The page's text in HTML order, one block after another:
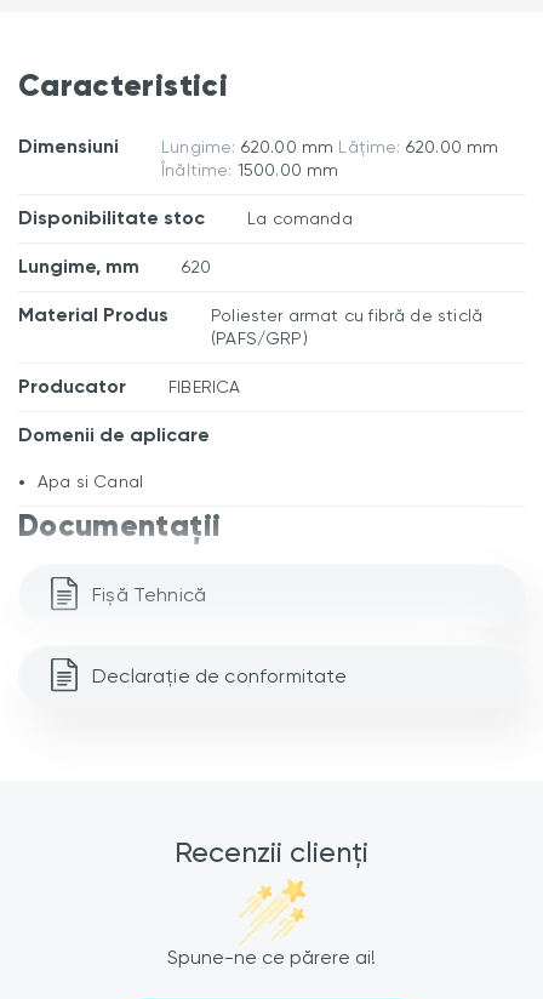
Caracteristici
Dimensiuni Lungime: 620.00 mm Lățime: 620.00 mm
Înăltime: 1500.00 mm
Disponibilitate stoc La comanda
Lungime, mm 620
Material Produs
Poliester armat cu fibră de sticlă
(PAFS/GRP)
Producator FIBERICA
Domenii de aplicare
Apa si Canal
Documentații
Fișă Tehnică
Declarație de conformitate
Recenzii clienți
Spune-ne ce părere ai!